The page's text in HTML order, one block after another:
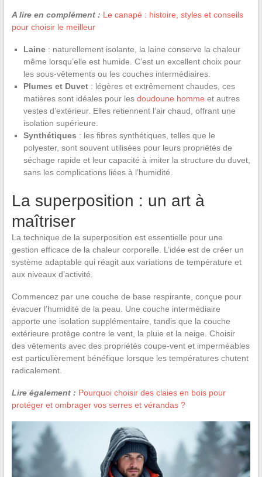
A lire en complément : Le canapé : histoire, styles et conseils
pour choisir le meilleur
Laine : naturellement isolante, la laine conserve la chaleur
même lorsqu’elle est humide. C’est un excellent choix pour
les sous-vêtements ou les couches intermédiaires.
Plumes et Duvet : légères et extrêmement chaudes, ces
matières sont idéales pour les doudoune homme et autres
vestes d’extérieur. Elles retiennent l’air chaud, offrant une
isolation supérieure.
Synthétiques : les fibres synthétiques, telles que le
polyester, sont souvent utilisées pour leurs propriétés de
séchage rapide et leur capacité à imiter la structure du duvet,
sans les complications liées à l’humidité.
La superposition : un art à
maîtriser
La technique de la superposition est essentielle pour une
gestion efficace de la chaleur corporelle. L’idée est de créer un
système adaptable qui réagit aux variations de température et
aux niveaux d’activité.
Commencez par une couche de base respirante, conçue pour
évacuer l’humidité de la peau. Une couche intermédiaire
apporte une isolation supplémentaire, tandis que la couche
extérieure protège contre le vent, la pluie et la neige. Choisir
des vêtements avec des propriétés coupe-vent et imperméables
est particulièrement bénéfique lorsque les températures chutent
radicalement.
Lire également : Pourquoi choisir des claies en bois pour
protéger et ombrager vos serres et vérandas ?